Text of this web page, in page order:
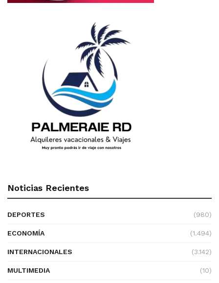
Noticias Recientes
DEPORTES (980)
ECONOMÍA (1.494)
INTERNACIONALES (3.142)
MULTIMEDIA (10)